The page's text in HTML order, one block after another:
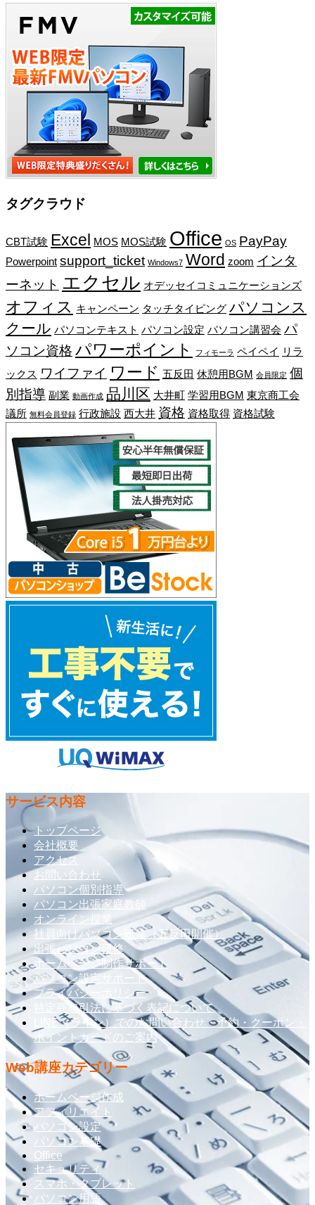
タグクラウド
CBT試験 Excel MOS MOS試験 Office OS PayPay
Powerpoint support_ticket Windows7 Word zoom インタ
ーネット エクセル オデッセイコミュニケーションズ
オフィス キャンペーン タッチタイピング パソコンス
クール パソコンテキスト パソコン設定 パソコン講習会 パ
ソコン資格 パワーポイント フィモーラ ペイペイ リラ
ックス ワイファイ ワード 五反田 休憩用BGM 会員限定 個
別指導 副業 動画作成 品川区 大井町 学習用BGM 東京商工会
議所 無料会員登録 行政施設 西大井 資格 資格取得 資格試験
サービス内容
トップページ
会社概要
アクセス
お問い合わせ
パソコン個別指導
パソコン出張家庭教師
オンライン授業
社員向けパソコン研修（五反田開催）
出張パソコン研修
ホームページ制作サポート
パソコン設定サポート
プライバシーポリシー
特定商取引法に基づく表記について
LINE（ライン）でのお問い合わせ・予約・クーポン・
ポイントカードのご案内
Web講座カテゴリー
ホームページ作成
アフィリエイト
パソコン設定
パソコン基礎
Office
セキュリティ
スマホ・タブレット
パソコン用語